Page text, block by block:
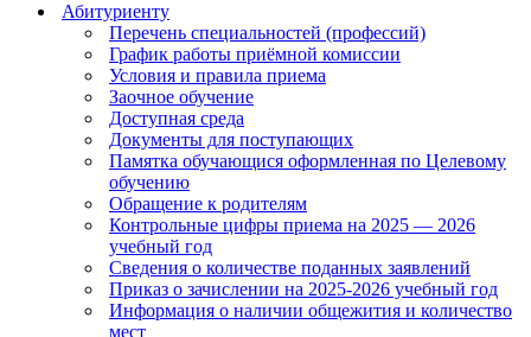
Абитуриенту
Перечень специальностей (профессий)
График работы приёмной комиссии
Условия и правила приема
Заочное обучение
Доступная среда
Документы для поступающих
Памятка обучающися оформленная по Целевому
обучению
Обращение к родителям
Контрольные цифры приема на 2025 — 2026
учебный год
Сведения о количестве поданных заявлений
Приказ о зачислении на 2025-2026 учебный год
Информация о наличии общежития и количество
мест